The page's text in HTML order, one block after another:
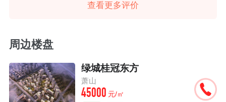
查看更多评价
周边楼盘
绿城桂冠东方
萧山
45000 元/㎡